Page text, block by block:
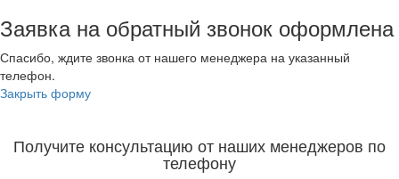
Заявка на обратный звонок оформлена
Спасибо, ждите звонка от нашего менеджера на указанный
телефон.
Закрыть форму
Получите консультацию от наших менеджеров по
телефону